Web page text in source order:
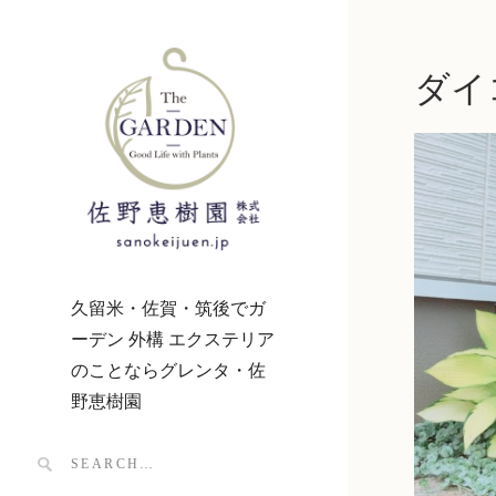
久留米・佐賀・筑後でガ
ーデン 外構 エクステリア
のことならグレンタ・佐
野恵樹園
ダ